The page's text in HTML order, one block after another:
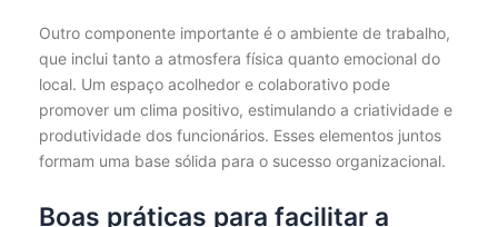
Outro componente importante é o ambiente de trabalho,
que inclui tanto a atmosfera física quanto emocional do
local. Um espaço acolhedor e colaborativo pode
promover um clima positivo, estimulando a criatividade e
produtividade dos funcionários. Esses elementos juntos
formam uma base sólida para o sucesso organizacional.
Boas práticas para facilitar a